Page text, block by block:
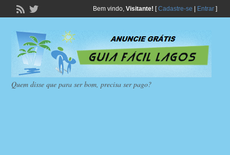
Bem vindo, Visitante! [Cadastre-se Entrar]
Quem disse que para ser bom, precisa ser pago?